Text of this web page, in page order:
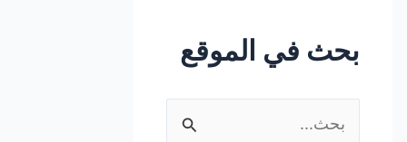
بحث في الموقع